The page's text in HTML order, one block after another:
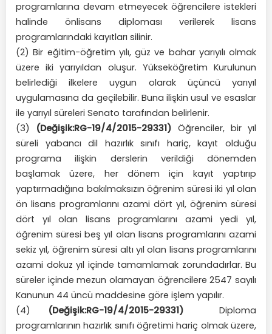
programlarına devam etmeyecek öğrencilere istekleri
halinde önlisans diploması verilerek lisans
programlarındaki kayıtları silinir.
(2) Bir eğitim-öğretim yılı, güz ve bahar yarıyılı olmak
üzere iki yarıyıldan oluşur. Yükseköğretim Kurulunun
belirlediği ilkelere uygun olarak üçüncü yarıyıl
uygulamasına da geçilebilir. Buna ilişkin usul ve esaslar
ile yarıyıl süreleri Senato tarafından belirlenir.
(3) (Değişik:RG-19/4/2015-29331) Öğrenciler, bir yıl
süreli yabancı dil hazırlık sınıfı hariç, kayıt olduğu
programa ilişkin derslerin verildiği dönemden
başlamak üzere, her dönem için kayıt yaptırıp
yaptırmadığına bakılmaksızın öğrenim süresi iki yıl olan
ön lisans programlarını azami dört yıl, öğrenim süresi
dört yıl olan lisans programlarını azami yedi yıl,
öğrenim süresi beş yıl olan lisans programlarını azami
sekiz yıl, öğrenim süresi altı yıl olan lisans programlarını
azami dokuz yıl içinde tamamlamak zorundadırlar. Bu
süreler içinde mezun olamayan öğrencilere 2547 sayılı
Kanunun 44 üncü maddesine göre işlem yapılır.
(4) (Değişik:RG-19/4/2015-29331)
Diploma
programlarının hazırlık sınıfı öğretimi hariç olmak üzere,